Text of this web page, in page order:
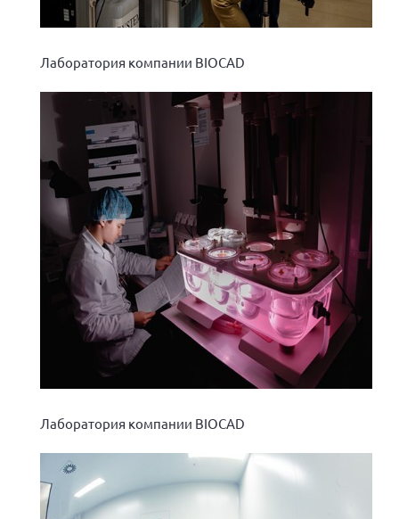
Мурманская область
Новгородская область
Новосибирская область
Омская область
Оренбургская область
Пензенская область
Республика Башкортостан
Республика Бурятия
Республика Карелия
Республика Калмыкия
Республика Хакасия
Ростовская область
г. Санкт-Петербург
г. Севастополь
Самарская область ПРИЗМА
Самарская область СГОРС
Лаборатория компании BIOCAD
Лаборатория компании BIOCAD